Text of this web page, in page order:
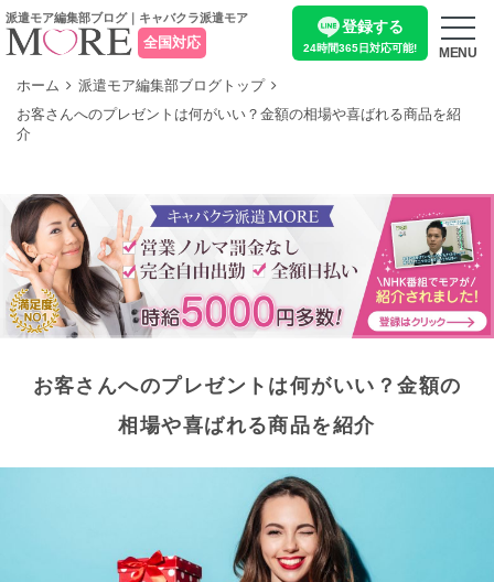
派遣モア編集部ブログ｜キャバクラ派遣モア
全国対応
登録する
24時間365日対応可能! MENU
ホーム
派遣モア編集部ブログトップ
お客さんへのプレゼントは何がいい？金額の相場や喜ばれる商品を紹
介
お客さんへのプレゼントは何がいい？金額の
相場や喜ばれる商品を紹介